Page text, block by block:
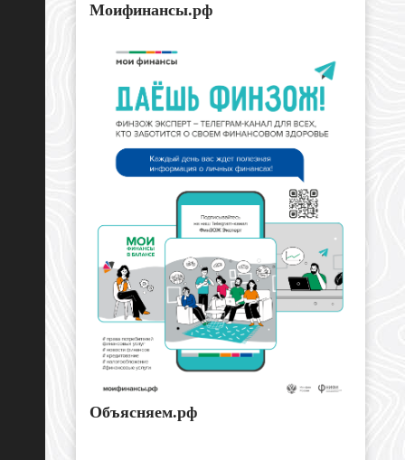
Моифинансы.рф
Объясняем.рф